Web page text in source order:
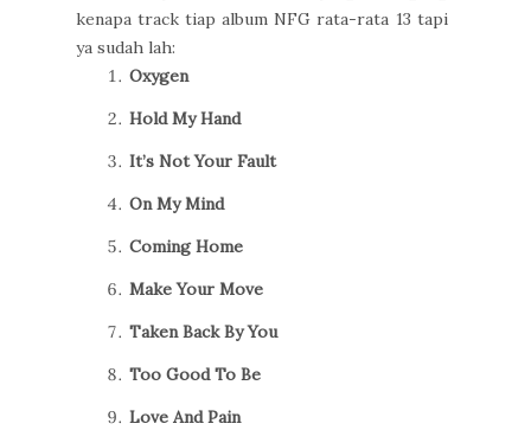
kenapa track tiap album NFG rata-rata 13 tapi
ya sudah lah:
Oxygen
Hold My Hand
It’s Not Your Fault
On My Mind
Coming Home
Make Your Move
Taken Back By You
Too Good To Be
Love And Pain